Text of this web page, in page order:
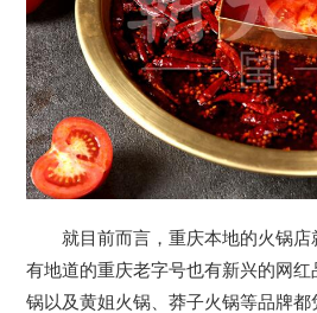
就目前而言，重庆本地的火锅
有地道的重庆老字号也有新兴的网红
锅以及黄姐火锅、莽子火锅等品牌都